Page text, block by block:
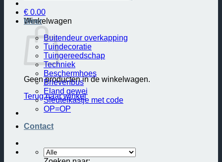
€ 0.00
Winkelwagen
Geen producten in de winkelwagen.
Terug naar winkel
Meer
Buitendeur overkapping
Tuindecoratie
Tuingereedschap
Techniek
Beschermhoes
Brievenbus
Eland gewei
Sleutelkastje met code
OP=OP
Contact